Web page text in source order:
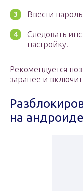
Ввести
Следовать
настройку.
Рекомендуется
заранее и
на